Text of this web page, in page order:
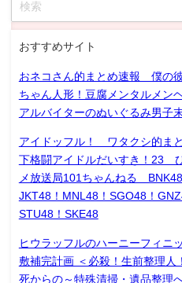
おすすめサイト
おネコさん的まとめ速報 僕の
ちゃん人形！豆腐メンタルメン
アルバイターのぬいぐるみ男子
アイドッフル！ ワタクシ的ま
下格闘アイドルだいすき！23
メ放送局101ちゃんねる BNK48
JKT48！MNL48！SGO48！
STU48！SKE48
ヒウラッフルのハーニーフィニ
敷補完計画 ＜必殺！生前整理人
死からの～特殊清掃・遺品整理